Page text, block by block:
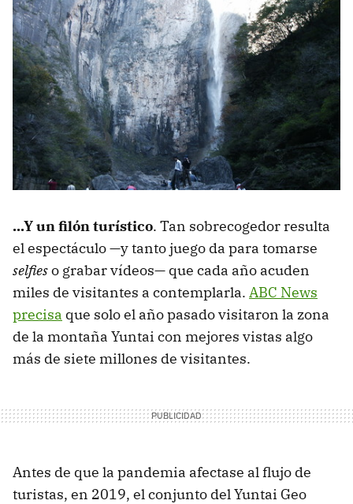
...Y un filón turístico. Tan sobrecogedor resulta
el espectáculo —y tanto juego da para tomarse
selfieso grabar vídeos— que cada año acuden
miles de visitantes a contemplarla. ABC News
precisa que solo el año pasado visitaron la zona
de la montaña Yuntai con mejores vistas algo
más de siete millones de visitantes.
Antes de que la pandemia afectase al flujo de
turistas, en 2019, el conjunto del Yuntai Geo